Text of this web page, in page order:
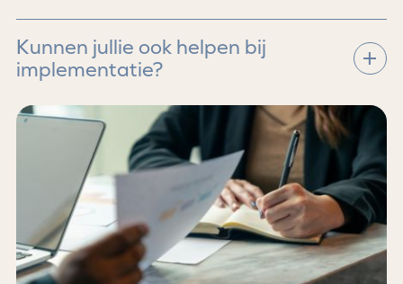
doorontwikkeling of nieuw beleid.
Kunnen jullie ook helpen bij
implementatie?
Ja. We begeleiden regelmatig de doorwerking
van aanbevelingen.